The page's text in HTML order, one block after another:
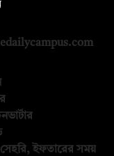
ইফতারের সময়